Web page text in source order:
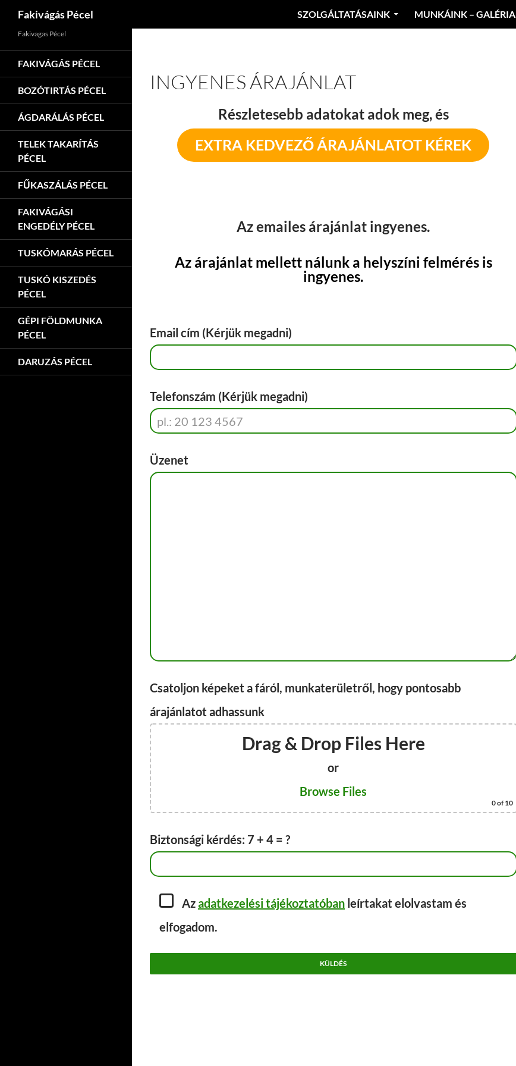
Kilépés
a
tartalomba
Fakivágás Pécel SZOLGÁLTATÁSAINK MUNKÁINK – GALÉRIA
INGYENES ÁRAJÁNLAT
Részletesebb adatokat adok meg, és
EXTRA KEDVEZŐ ÁRAJÁNLATOT KÉREK
Az emailes árajánlat ingyenes.
Az árajánlat mellett nálunk a helyszíni felmérés is
ingyenes.
Email cím (Kérjük megadni)
Telefonszám (Kérjük megadni)
Üzenet
Csatoljon képeket a fáról, munkaterületről, hogy pontosabb
árajánlatot adhassunk
Drag & Drop Files Here
or
Browse Files
0of 10
Biztonsági kérdés: 7 + 4 = ?
Azadatkezelési tájékoztatóban leírtakat elolvastam és
elfogadom.
Fakivagas Pécel
FAKIVÁGÁS PÉCEL
BOZÓTIRTÁS PÉCEL
ÁGDARÁLÁS PÉCEL
TELEK TAKARÍTÁS
PÉCEL
FŰKASZÁLÁS PÉCEL
FAKIVÁGÁSI
ENGEDÉLY PÉCEL
TUSKÓMARÁS PÉCEL
TUSKÓ KISZEDÉS
PÉCEL
GÉPI FÖLDMUNKA
PÉCEL
DARUZÁS PÉCEL